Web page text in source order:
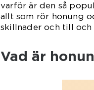
varför är den så
allt som rör honung
skillnader och till och
Vad är